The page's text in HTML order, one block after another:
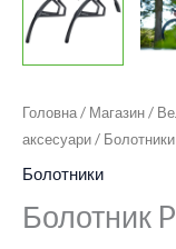
Головна/ Магазин/
аксесуари/ Болотники
Болотники
Болотник